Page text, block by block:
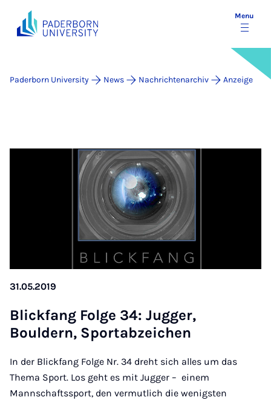
Menu
Paderborn University News Nachrichtenarchiv Anzeige
31.05.2019
Blick­fang Folge 34: Jug­ger,
Bouldern, Sport­abzeichen
In der Blickfang Folge Nr. 34 dreht sich alles um das
Thema Sport. Los geht es mit Jugger – einem
Mannschaftssport, den vermutlich die wenigsten